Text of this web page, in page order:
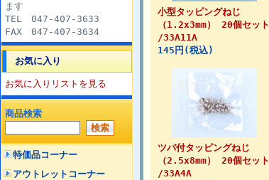
ます
TEL 047-407-3633
FAX 047-407-3634
お気に入り
お気に入りリストを見る
商品検索
特価品コーナー
アウトレットコーナー
小型タッピングねじ
（1.2x3mm） 20個セット
/33A11A
145円(税込)
ツバ付タッピングねじ
（2.5x8mm） 20個セット
/33A4A